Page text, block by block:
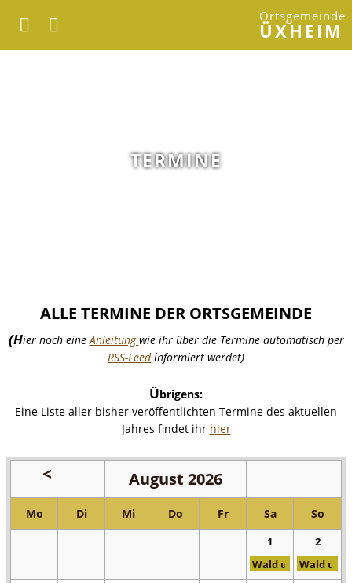
Ortsgemeinde
ÜXHEIM
TERMINE
ALLE TERMINE DER ORTSGEMEINDE
(Hier noch eine Anleitungwie ihr über die Termine automatisch per
RSS-Feedinformiert werdet)
Übrigens:
Eine Liste aller bisher veröffentlichten Termine des aktuellen
Jahres findet ihr hier
Juli
2026
August 2026
Mo Di Mi Do Fr Sa So
1
Wald und
2
Wald und